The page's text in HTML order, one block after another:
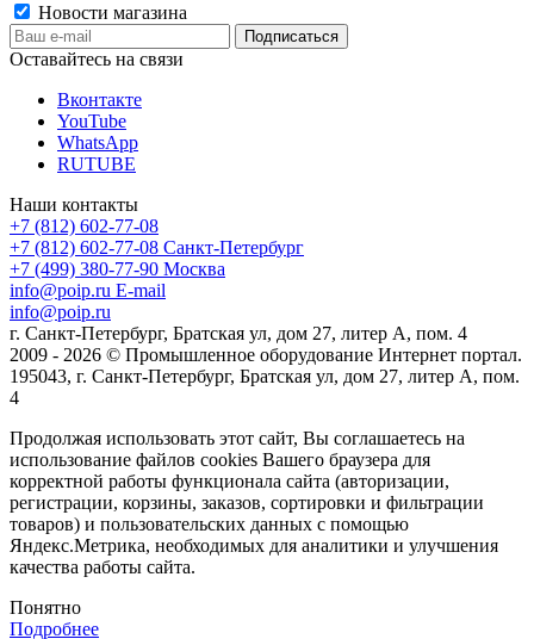
Новости магазина
Оставайтесь на связи
Вконтакте
YouTube
WhatsApp
RUTUBE
Наши контакты
+7 (812) 602-77-08
+7 (812) 602-77-08 Санкт-Петербург
+7 (499) 380-77-90 Москва
info@poip.ru E-mail
info@poip.ru
г. Санкт-Петербург, Братская ул, дом 27, литер А, пом. 4
2009 - 2026 © Промышленное оборудование Интернет портал.
195043, г. Санкт-Петербург, Братская ул, дом 27, литер А, пом.
4
Продолжая использовать этот сайт, Вы соглашаетесь на
использование файлов cookies Вашего браузера для
корректной работы функционала сайта (авторизации,
регистрации, корзины, заказов, сортировки и фильтрации
товаров) и пользовательских данных с помощью
Яндекс.Метрика, необходимых для аналитики и улучшения
качества работы сайта.
Понятно
Подробнее